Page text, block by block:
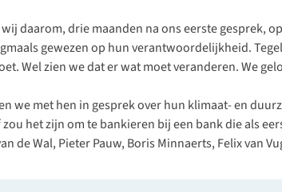
daarom, drie maanden na ons eerste gesprek,
gewezen op hun verantwoordelijkheid.
Wel zien we dat er wat moet veranderen. We
we met hen in gesprek over hun klimaat- en
het zijn om te bankieren bij een bank die als
de Wal, Pieter Pauw, Boris Minnaerts, Felix van